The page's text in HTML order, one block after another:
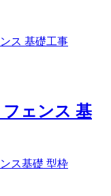
フェンス 基